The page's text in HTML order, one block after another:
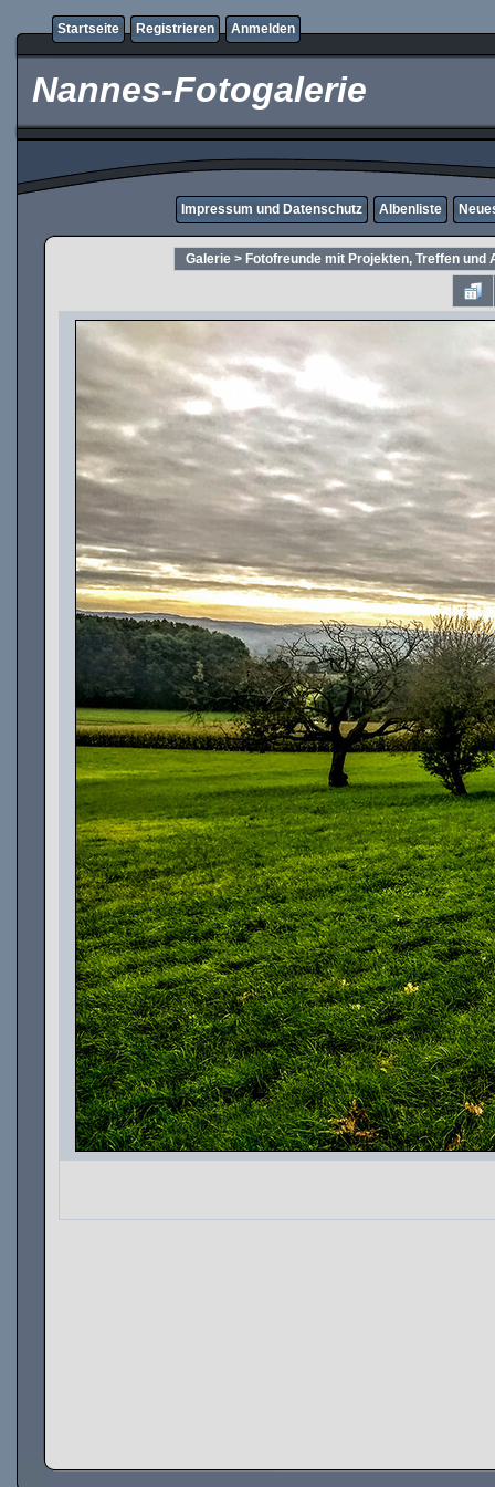
Startseite Registrieren Anmelden
Nannes-Fotogalerie
Impressum und Datenschutz Albenliste
Galerie> Fotofreunde mit Projekten, Treffen und